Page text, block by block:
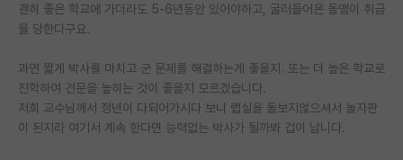
임용 후기 게시판
인문사회 계열 게시판
특수/전문대학원 게시판
괜히 좋은 학교에 가더라도 5-6년동안 있어야하고, 굴러들어온 돌맹이 취급
을 당한다구요.
과연 짧게 박사를 마치고 군 문제를 해결하는게 좋을지. 또는 더 높은 학교로
진학하여 견문을 높히는 것이 좋을지 모르겠습니다.
저희 교수님께서 정년이 다되어가시다 보니 랩실을 돌보지않으셔서 놀자판
이 된지라 여기서 계속 한다면 능력없는 박사가 될까봐 겁이 납니다.